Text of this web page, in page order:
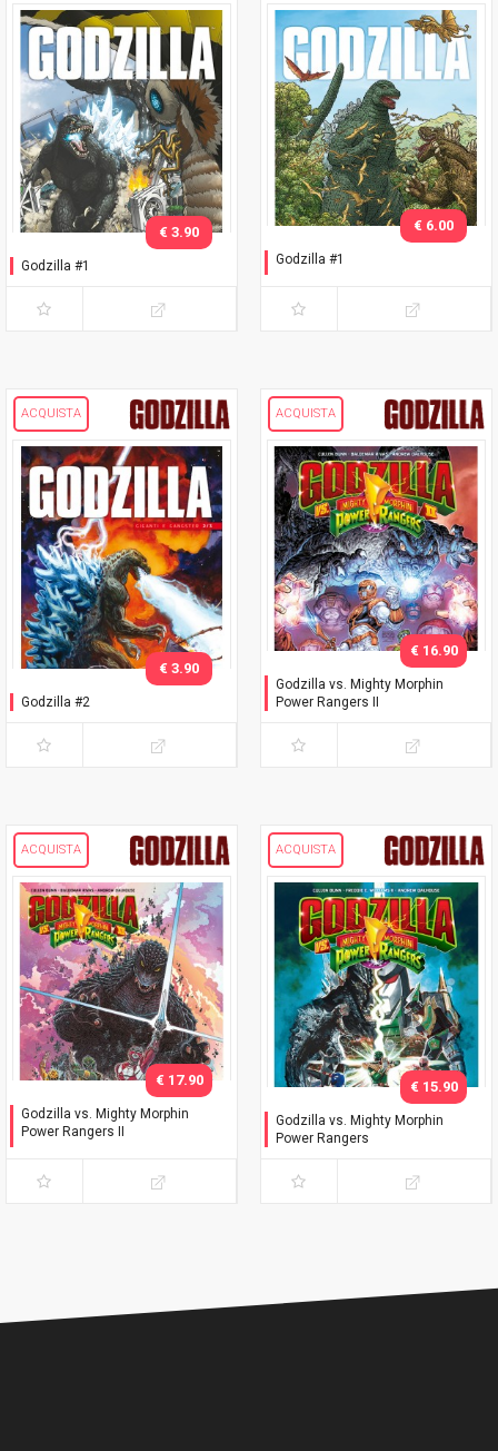
Godzilla #1
€ 3.90
Godzilla #1
€ 6.00
ACQUISTA
Godzilla #2
€ 3.90
ACQUISTA
Godzilla vs. Mighty Morphin
Power Rangers II
€ 16.90
ACQUISTA
Godzilla vs. Mighty Morphin
Power Rangers II
€ 17.90
ACQUISTA
Godzilla vs. Mighty Morphin
Power Rangers
€ 15.90